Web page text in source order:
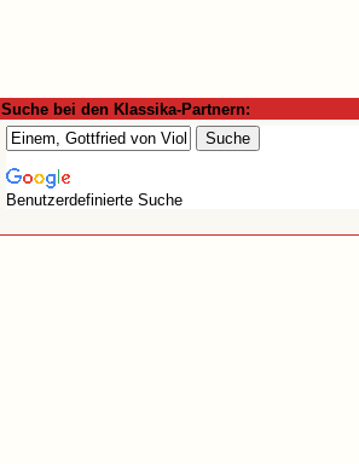
Suche bei den Klassika-Partnern:
Benutzerdefinierte Suche